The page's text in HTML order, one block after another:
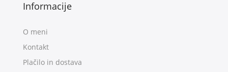
Informacije
O meni
Kontakt
Plačilo in dostava